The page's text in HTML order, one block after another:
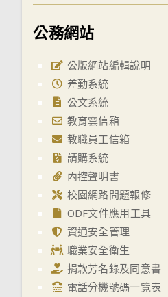
公務網站
公版網站編輯說明
差勤系統
公文系統
教育雲信箱
教職員工信箱
請購系統
內控聲明書
校園網路問題報修
ODF文件應用工具
資通安全管理
職業安全衛生
捐款芳名錄及同意書
電話分機號碼一覽表